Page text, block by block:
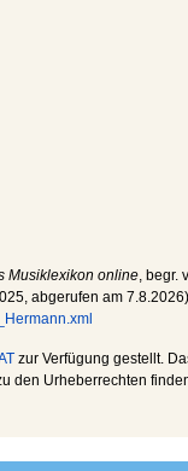
Musiklexikon online ,
, abgerufen am 7.8.2026
zur Verfügung gestellt.
den Urheberrechten